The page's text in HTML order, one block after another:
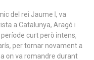
del rei Jaume I, va
a Catalunya, Aragó i
curt però intens,
per tornar novament a
on va romandre durant